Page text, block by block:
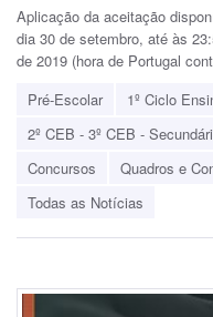
Aplicação da aceitação
dia 30 de setembro, até às
de 2019 (hora de Portugal
Pré-Escolar
1º Ciclo
2º CEB - 3º CEB -
Concursos
Quadros e
Todas as Notícias